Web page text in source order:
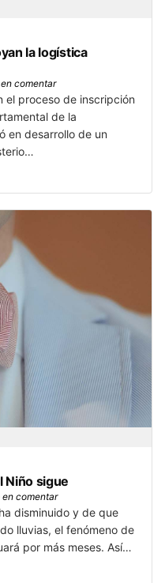
la logística
comentar
el proceso de inscripción
de la
en desarrollo de un
Niño sigue
en comentar
disminuido y de que
lluvias, el fenómeno de
por más meses. Así…